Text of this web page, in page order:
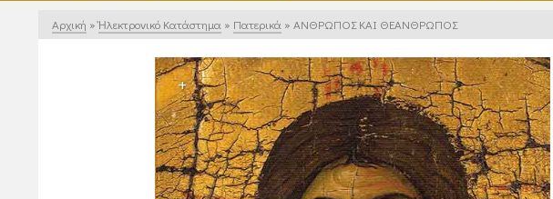
Αρχική » Ἠλεκτρονικό Κατάστημα » Πατερικά » ΑΝΘΡΩΠΟΣ ΚΑΙ ΘΕΑΝΘΡΩΠΟΣ